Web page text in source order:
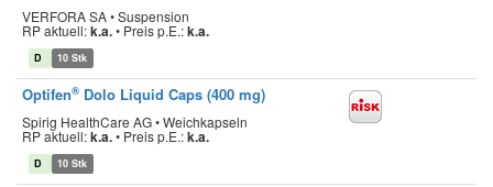
VERFORA SA • Suspension
RP aktuell:k.a.• Preis p.E.:k.a.
D 10 Stk
Optifen® Dolo Liquid Caps (400 mg)
Spirig HealthCare AG • Weichkapseln
RP aktuell:k.a.• Preis p.E.:k.a.
D 10 Stk